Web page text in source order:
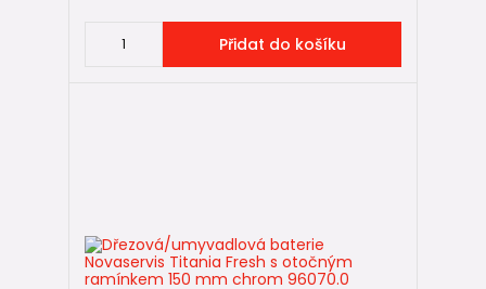
Přidat do košíku